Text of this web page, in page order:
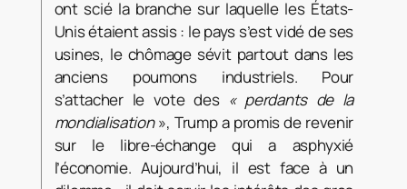
ont scié la branche sur laquelle les États-
Unis étaient assis : le pays s’est vidé de ses
usines, le chômage sévit partout dans les
anciens poumons industriels. Pour
s’attacher le vote des « perdants de la
mondialisation», Trump a promis de revenir
sur le libre-échange qui a asphyxié
l’économie. Aujourd’hui, il est face à un